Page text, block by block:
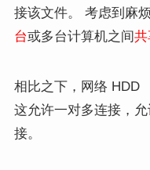
接该文件。 考虑到麻
台或多台计算机之间
相比之下，网络 HDD
这允许一对多连接，
接。